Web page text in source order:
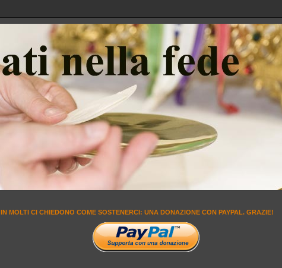
IN MOLTI CI CHIEDONO COME SOSTENERCI: UNA DONAZIONE CON PAYPAL. GRAZIE!